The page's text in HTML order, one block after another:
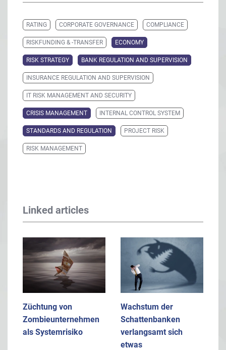
RATING CORPORATE GOVERNANCE COMPLIANCE
RISKFUNDING & -TRANSFER ECONOMY
RISK STRATEGY BANK REGULATION AND SUPERVISION
INSURANCE REGULATION AND SUPERVISION
IT RISK MANAGEMENT AND SECURITY
CRISIS MANAGEMENT INTERNAL CONTROL SYSTEM
STANDARDS AND REGULATION PROJECT RISK
RISK MANAGEMENT
Linked articles
Züchtung von
Zombieunternehmen
als Systemrisiko
Wachstum der
Schattenbanken
verlangsamt sich
etwas